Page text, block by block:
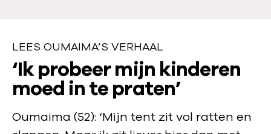
LEES OUMAIMA’S VERHAAL
L
e
e
s
‘Ik probeer mijn kinderen
moed in te praten’
Oumaima (52): ‘Mijn tent zit vol ratten en